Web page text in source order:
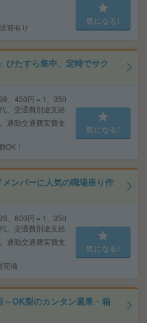
迎有り
気になる!
ひたすら集中、定時でサク
、450円＝1、350
、交通費別途支給
通勤交通費実費支
OK！
気になる!
ンバーに人気の職場座り作
、800円＝1、350
、交通費別途支給
通勤交通費実費支
完備
気になる!
OK梨のカンタン選果・箱